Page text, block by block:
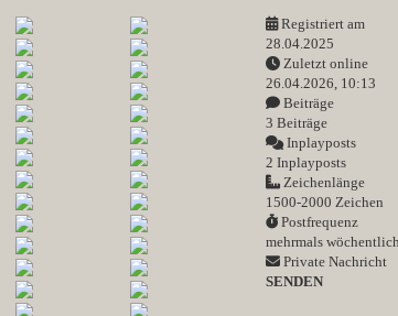
Registriert am
28.04.2025
Zuletzt online
26.04.2026, 10:13
Beiträge
3 Beiträge
Inplayposts
2 Inplayposts
Zeichenlänge
1500-2000 Zeichen
Postfrequenz
mehrmals
Private Nachricht
SENDEN